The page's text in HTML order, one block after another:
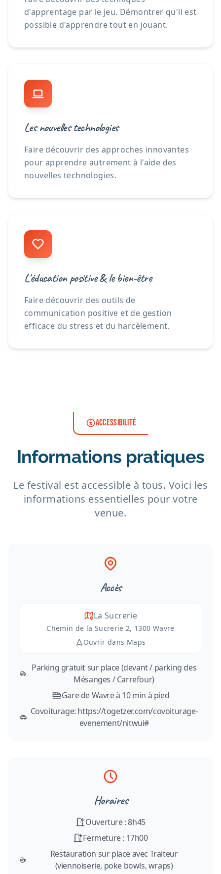
d'apprentage par le jeu. Démontrer qu'il est
possible d'apprendre tout en jouant.
Les nouvelles technologies
Faire découvrir des approches innovantes
pour apprendre autrement à l'aide des
nouvelles technologies.
L'éducation positive & le bien-être
Faire découvrir des outils de
communication positive et de gestion
efficace du stress et du harcèlement.
ACCESSIBILITÉ
Informations pratiques
Le festival est accessible à tous. Voici les
informations essentielles pour votre
venue.
Accès
La Sucrerie
Chemin de la Sucrerie 2, 1300 Wavre
Ouvrir dans Maps
Parking gratuit sur place (devant / parking des
Mésanges / Carrefour)
Gare de Wavre à 10 min à pied
Covoiturage: https://togetzer.com/covoiturage-
evenement/nitwui#
Horaires
Ouverture : 8h45
Fermeture : 17h00
Restauration sur place avec Traiteur
(viennoiserie, poke bowls, wraps)